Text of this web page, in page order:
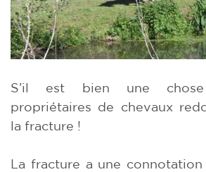
S’il est bien une
propriétaires de chevaux
la fracture !
La fracture a une connotation